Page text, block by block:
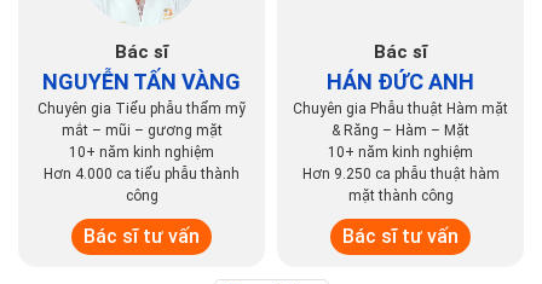
Bác sĩ
NGUYỄN TẤN VÀNG
Chuyên gia Tiểu phẫu thẩm mỹ
mắt – mũi – gương mặt
10+ năm kinh nghiệm
Hơn 4.000 ca tiểu phẫu thành
công
Bác sĩ tư vấn
Bác sĩ
HÁN ĐỨC ANH
Chuyên gia Phẫu thuật Hàm mặt
& Răng – Hàm – Mặt
10+ năm kinh nghiệm
Hơn 9.250 ca phẫu thuật hàm
mặt thành công
Bác sĩ tư vấn